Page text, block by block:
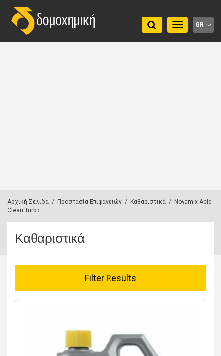
Toggle
navigation
GR
Αρχική Σελίδα / Προστασία Επιφανειών / Καθαριστικά / Novamix Acid
Clean Turbo
Καθαριστικά
Filter Results